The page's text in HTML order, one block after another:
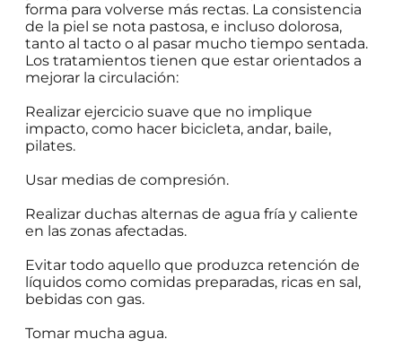
forma para volverse más rectas. La consistencia
de la piel se nota pastosa, e incluso dolorosa,
tanto al tacto o al pasar mucho tiempo sentada.
Los tratamientos tienen que estar orientados a
mejorar la circulación:
Realizar ejercicio suave que no implique
impacto, como hacer bicicleta, andar, baile,
pilates.
Usar medias de compresión.
Realizar duchas alternas de agua fría y caliente
en las zonas afectadas.
Evitar todo aquello que produzca retención de
líquidos como comidas preparadas, ricas en sal,
bebidas con gas.
Tomar mucha agua.